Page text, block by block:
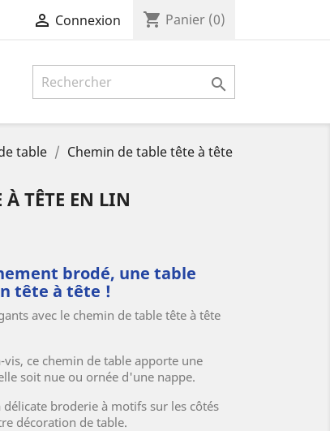
 Connexion shopping_cart Panier (0)

table Chemin de table tête à tête
À TÊTE EN LIN
brodé, une table
tête à tête !
avec le chemin de table tête à tête
ce chemin de table apporte une
soit nue ou ornée d'une nappe.
broderie à motifs sur les côtés
décoration de table.